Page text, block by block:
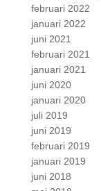
februari 2022
januari 2022
juni 2021
februari 2021
januari 2021
juni 2020
januari 2020
juli 2019
juni 2019
februari 2019
januari 2019
juni 2018